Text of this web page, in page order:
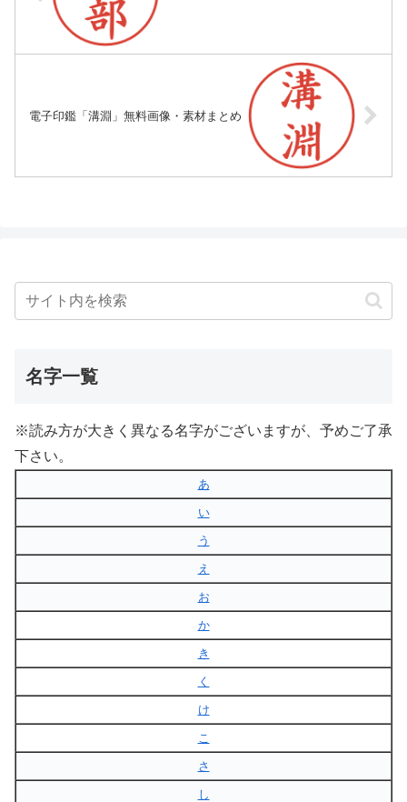
電子印鑑「溝淵」無料画像・素材まとめ
名字一覧
※読み方が大きく異なる名字がございますが、予めご了承
下さい。
あ
い
う
え
お
か
き
く
け
こ
さ
し